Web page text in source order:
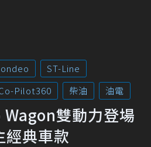
ST-Line
Pilot360 柴油 油電
雙動力登場
典車款